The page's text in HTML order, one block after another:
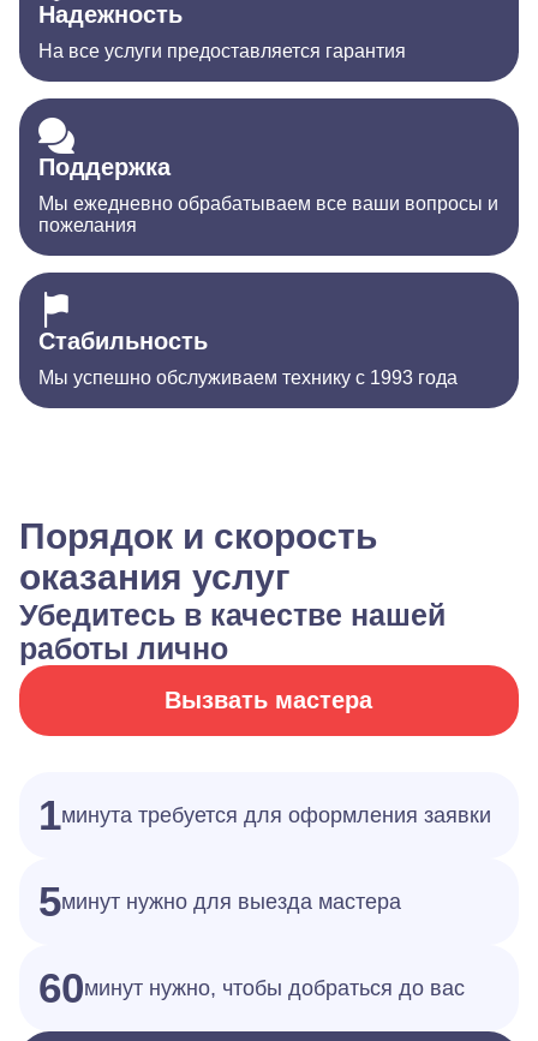
Надежность
На все услуги предоставляется гарантия
Поддержка
Мы ежедневно обрабатываем все ваши вопросы и
пожелания
Стабильность
Мы успешно обслуживаем технику с 1993 года
Порядок и скорость
оказания услуг
Убедитесь в качестве нашей
работы лично
Вызвать мастера
1минута требуется для оформления заявки
5минут нужно для выезда мастера
60минут нужно, чтобы добраться до вас